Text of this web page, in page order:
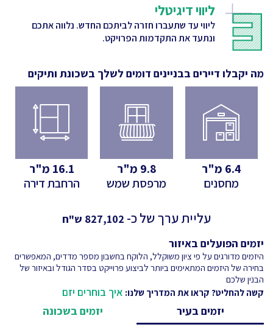
ליווי דיגיטלי
ליווי עד שתעברו חזרה לביתכם החדש. נלווה אתכם
ונתעד את התקדמות הפרויקט.
מה יקבלו דיירים בבניינים דומים לשלך בשכונת ותיקים
6.4 מ"ר
מחסנים
9.8 מ"ר
מרפסת שמש
16.1 מ"ר
הרחבת דירה
עליית ערך של כ-
ש"ח
יזמים הפועלים באיזור
היזמים מדורגים על פי ציון משוקלל, הלוקח בחשבון מספר מדדים, המאפשרים
בחירה של היזמים המתאימים ביותר לביצוע פרוייקט בסדר הגודל ובאיזור של
הבנין שלכם
קשה להחליט? קראו את המדריך שלנו: איך בוחרים יזם
יזמים בעיר
יזמים בשכונה